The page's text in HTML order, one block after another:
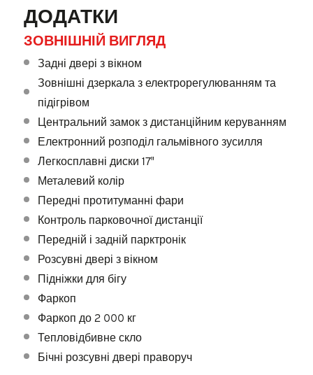
ДОДАТКИ
ЗОВНІШНІЙ ВИГЛЯД
Задні двері з вікном
Зовнішні дзеркала з електрорегулюванням та
підігрівом
Центральний замок з дистанційним керуванням
Електронний розподіл гальмівного зусилля
Легкосплавні диски 17"
Металевий колір
Передні протитуманні фари
Контроль парковочної дистанції
Передній і задній парктронік
Розсувні двері з вікном
Підніжки для бігу
Фаркоп
Фаркоп до 2 000 кг
Тепловідбивне скло
Бічні розсувні двері праворуч